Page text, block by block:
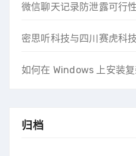
微信聊天记录防泄露可行
密思听科技与四川赛虎科
如何在 Windows 上安装
归档